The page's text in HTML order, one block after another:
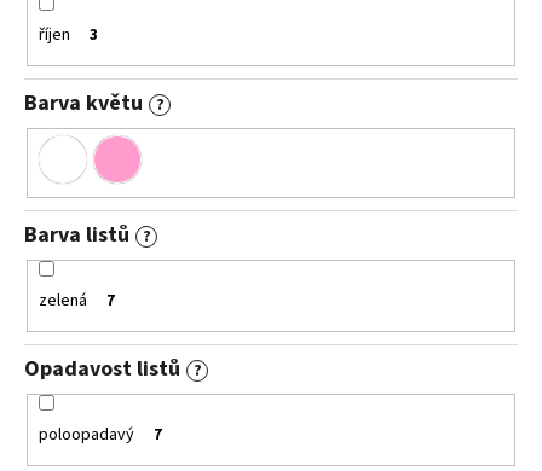
říjen 3
Barva květu ?
Barva listů ?
zelená 7
Opadavost listů ?
poloopadavý 7